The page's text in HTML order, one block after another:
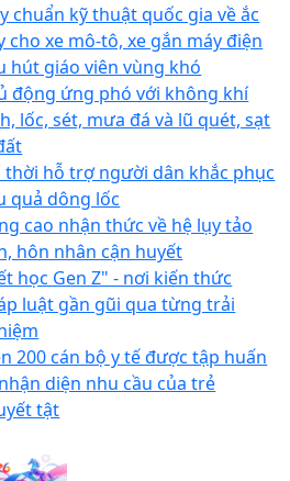
chuẩn kỹ thuật quốc gia về ắc
cho xe mô-tô, xe gắn máy điện
hút giáo viên vùng khó
động ứng phó với không khí
lốc, sét, mưa đá và lũ quét, sạt
thời hỗ trợ người dân khắc phục
quả dông lốc
cao nhận thức về hệ lụy tảo
hôn nhân cận huyết
học Gen Z" - nơi kiến thức
luật gần gũi qua từng trải
200 cán bộ y tế được tập huấn
diện nhu cầu của trẻ
tật